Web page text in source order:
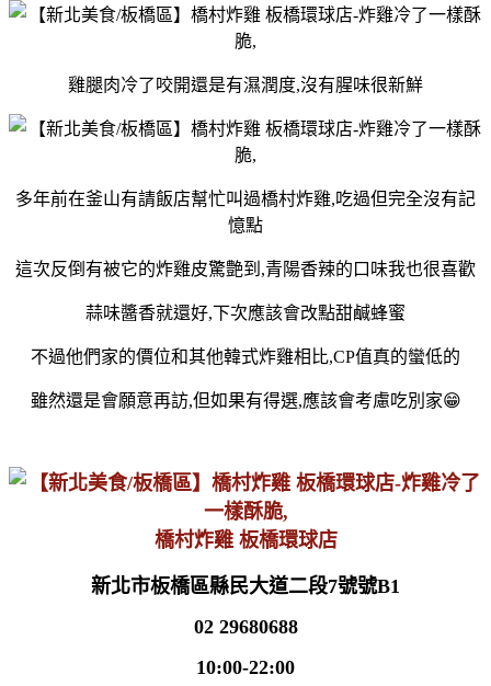
雞腿肉冷了咬開還是有濕潤度,沒有腥味很新鮮
多年前在釜山有請飯店幫忙叫過橋村炸雞,吃過但完全沒有記
憶點
這次反倒有被它的炸雞皮驚艶到,青陽香辣的口味我也很喜歡
蒜味醬香就還好,下次應該會改點甜鹹蜂蜜
不過他們家的價位和其他韓式炸雞相比,CP值真的蠻低的
雖然還是會願意再訪,但如果有得選,應該會考慮吃別家😁
橋村炸雞 板橋環球店
新北市板橋區縣民大道二段7號號B1
02 29680688
10:00-22:00